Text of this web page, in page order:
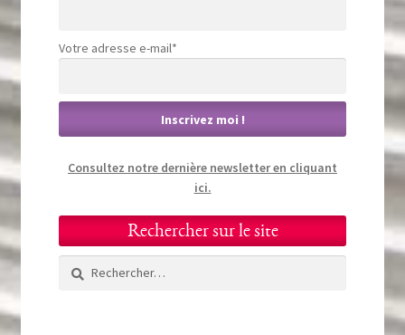
Votre adresse e-mail*
Consultez notre dernière newsletter en cliquant
ici.
Rechercher sur le site
Rechercher :